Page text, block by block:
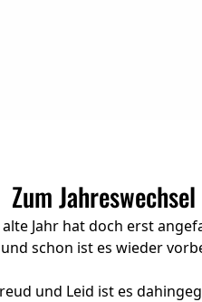
Zum Jahreswechsel
alte Jahr hat doch erst
und schon ist es wieder
und Leid ist es